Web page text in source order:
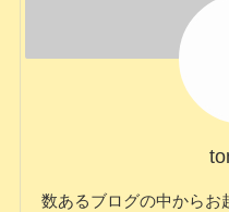
数あるブログの中からお